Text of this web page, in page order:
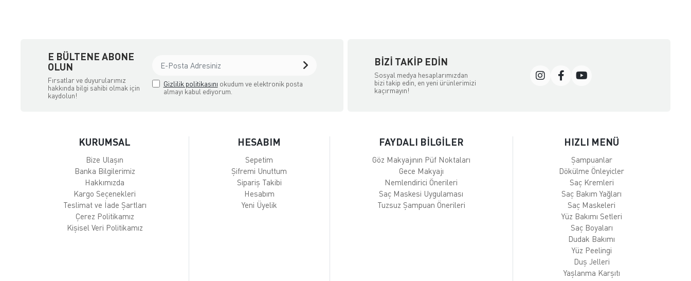
E BÜLTENE ABONE
OLUN
Fırsatlar ve duyurularımız
hakkında bilgi sahibi olmak için
kaydolun!
Gizlilik politikasını okudum ve elektronik posta
almayı kabul ediyorum.
BIZI TAKIP EDIN
Sosyal medya hesaplarımızdan
bizi takip edin, en yeni ürünlerimizi
kaçırmayın!
KURUMSAL
Bize Ulaşın
Banka Bilgilerimiz
Hakkımızda
Kargo Seçenekleri
Teslimat ve İade Şartları
Çerez Politikamız
Kişisel Veri Politikamız
HESABIM
Sepetim
Şifremi Unuttum
Sipariş Takibi
Hesabım
Yeni Üyelik
FAYDALI BİLGİLER
Göz Makyajının Püf Noktaları
Gece Makyajı
Nemlendirici Önerileri
Saç Maskesi Uygulaması
Tuzsuz Şampuan Önerileri
HIZLI MENÜ
Şampuanlar
Dökülme Önleyicler
Saç Kremleri
Saç Bakım Yağları
Saç Maskeleri
Yüz Bakımı Setleri
Saç Boyaları
Dudak Bakımı
Yüz Peelingi
Duş Jelleri
Yaşlanma Karşıtı